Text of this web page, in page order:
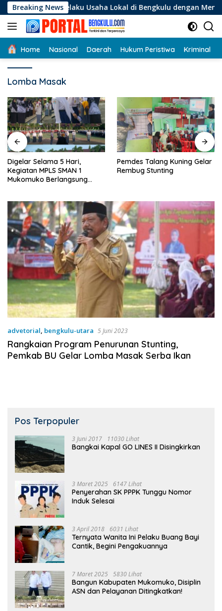
Langsung
ke
konten
Breaking News
Pelaku Usaha Lokal di Bengkulu dengan Meningkatkan
Home Nasional Daerah Hukum Peristiwa Kriminal
Lomba Masak
Digelar Selama 5 Hari,
Kegiatan MPLS SMAN 1
Mukomuko Berlangsung
Pemdes Talang Kuning Gelar
Rembug Stunting
advetorial, bengkulu-utara 5 Juni 2023
Rangkaian Program Penurunan Stunting,
Pemkab BU Gelar Lomba Masak Serba Ikan
Pos Terpopuler
3 Juni 2017 11030 Lihat
Bangkai Kapal GO LINES II Disingkirkan
3 Maret 2025 6147 Lihat
Penyerahan SK PPPK Tunggu Nomor
Induk Selesai
3 April 2018 6031 Lihat
Ternyata Wanita Ini Pelaku Buang Bayi
Cantik, Begini Pengakuannya
7 Maret 2025 5830 Lihat
Bangun Kabupaten Mukomuko, Disiplin
ASN dan Pelayanan Ditingkatkan!